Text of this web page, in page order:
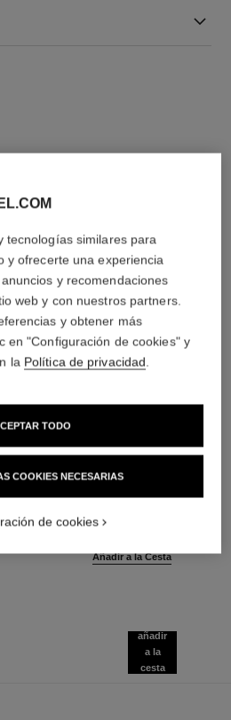
de
hydra beauty micro liquid essence
Hidratante Energizante
Ref. 141020
Añadir a la Cesta
añadir
a la
cesta
tecnologías similares para
y ofrecerte una experiencia
y recomendaciones
web y con nuestros partners.
y obtener más
en "Configuración de cookies" y
la Política de privacidad
COOKIES NECESARIAS
TODO
de cookies